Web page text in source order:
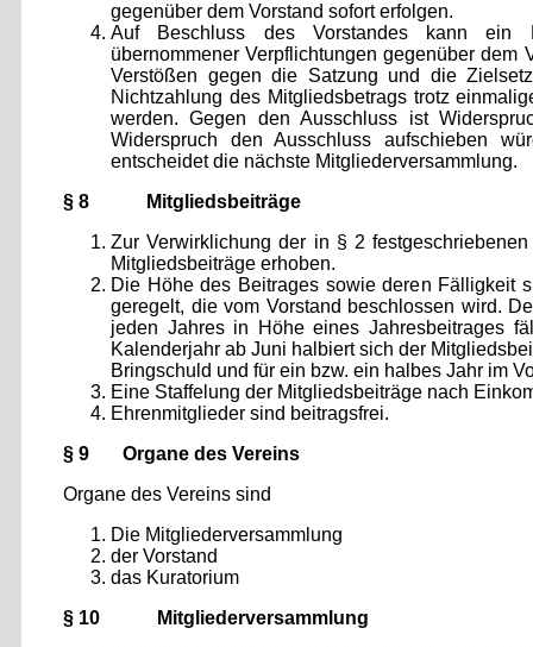
gegenüber dem Vorstand sofort erfolgen.
Auf Beschluss des Vorstandes kann ein
übernommener Verpflichtungen gegenüber dem
Verstößen gegen die Satzung und die
Nichtzahlung des Mitgliedsbetrags trotz
werden. Gegen den Ausschluss ist
Widerspruch den Ausschluss aufschieben
entscheidet die nächste Mitgliederversammlung.
§ 8 Mitgliedsbeiträge
Zur Verwirklichung der in § 2
Mitgliedsbeiträge erhoben.
Die Höhe des Beitrages sowie deren Fälligkeit
geregelt, die vom Vorstand beschlossen wird.
jeden Jahres in Höhe eines Jahresbeitrages
Kalenderjahr ab Juni halbiert sich der
Bringschuld und für ein bzw. ein halbes Jahr im
Eine Staffelung der Mitgliedsbeiträge nach
Ehrenmitglieder sind beitragsfrei.
§ 9 Organe des Vereins
Organe des Vereins sind
Die Mitgliederversammlung
der Vorstand
das Kuratorium
§ 10 Mitgliederversammlung